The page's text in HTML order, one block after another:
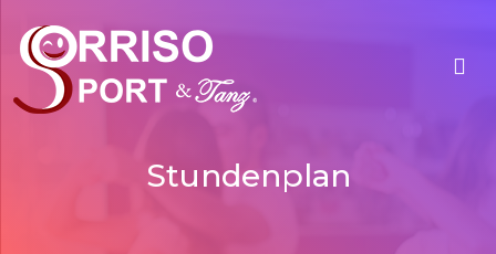
Stundenplan